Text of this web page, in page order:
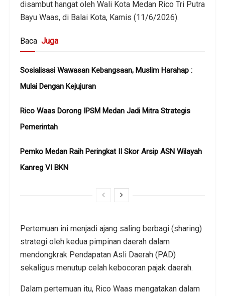
disambut hangat oleh Wali Kota Medan Rico Tri Putra
Bayu Waas, di Balai Kota, Kamis (11/6/2026).
Baca Juga
Sosialisasi Wawasan Kebangsaan, Muslim Harahap :
Mulai Dengan Kejujuran
Rico Waas Dorong IPSM Medan Jadi Mitra Strategis
Pemerintah
Pemko Medan Raih Peringkat II Skor Arsip ASN Wilayah
Kanreg VI BKN
Pertemuan ini menjadi ajang saling berbagi (sharing)
strategi oleh kedua pimpinan daerah dalam
mendongkrak Pendapatan Asli Daerah (PAD)
sekaligus menutup celah kebocoran pajak daerah.
Dalam pertemuan itu, Rico Waas mengatakan dalam